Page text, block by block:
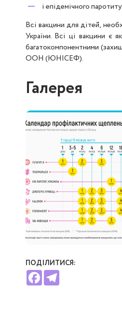
і епідемічного паротиту.
Всі вакцини для дітей,
України. Всі ці вакцини є
багатокомпонентними
ООН (ЮНІСЕФ).
Галерея
ПОДІЛИТИСЯ:
FacebookTelegram